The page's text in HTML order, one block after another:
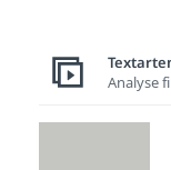
Analyse